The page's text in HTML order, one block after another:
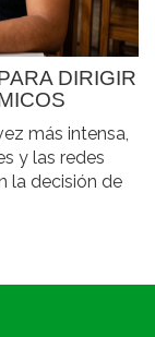
DIRIGIR
más intensa,
y las redes
la decisión de